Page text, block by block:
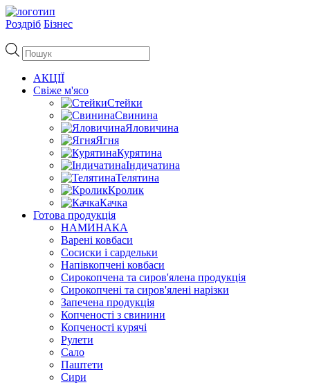
Роздріб Бізнес
Пошук
товарів
АКЦІЇ
Свіже м'ясо
Стейки
Свинина
Яловичина
Ягня
Курятина
Індичатина
Телятина
Кролик
Качка
Готова продукція
НАМИНАКА
Варені ковбаси
Сосиски і сардельки
Напівкопчені ковбаси
Сирокопчена та сиров'ялена продукція
Сирокопчені та сиров'ялені нарізки
Запечена продукція
Копченості з свинини
Копченості курячі
Рулети
Сало
Паштети
Сири